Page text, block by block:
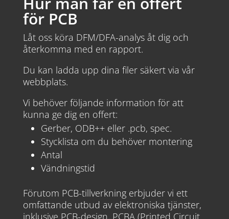
för PCB
Låt oss köra DFM/DFA-analys åt dig och
återkomma med en rapport.
Du kan ladda upp dina filer säkert via vår
webbplats.
Vi behöver följande information för att
kunna ge dig en offert:
Gerber, ODB++ eller .pcb, spec.
Stycklista om du behöver montering
Antal
Vändningstid
Förutom PCB-tillverkning erbjuder vi ett
omfattande utbud av elektroniska tjänster,
inklusive PCB-design, PCBA (Printed Circuit